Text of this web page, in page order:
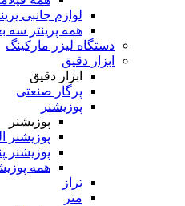
لوازم جانبی
همه پرینتر سه
دستگاه لیزر مارکینگ
ابزار دقیق
ابزار دقیق
پرگار صنعتی
پوزیشنر
پوزیشنر
پوزیشنر
پوزیشنر
همه
تراز
متر